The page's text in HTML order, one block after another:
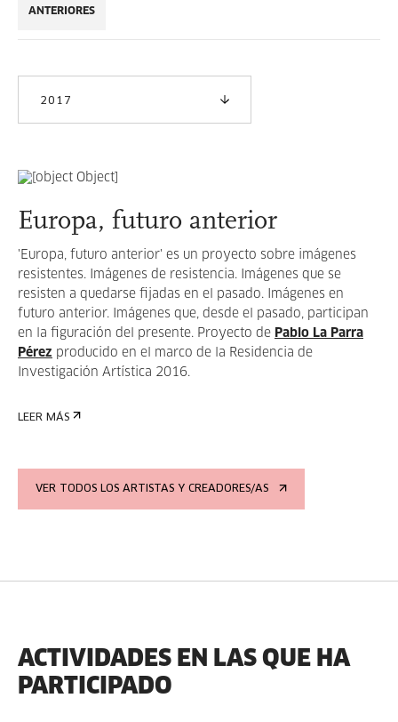
ANTERIORES
2017
Europa, futuro anterior
'Europa, futuro anterior' es un proyecto sobre imágenes
resistentes. Imágenes de resistencia. Imágenes que se
resisten a quedarse fijadas en el pasado. Imágenes en
futuro anterior. Imágenes que, desde el pasado, participan
en la figuración del presente. Proyecto de Pablo La Parra
Pérez producido en el marco de la Residencia de
Investigación Artística 2016.
LEER MÁS
VER TODOS LOS ARTISTAS Y CREADORES/AS
ACTIVIDADES EN LAS QUE HA
PARTICIPADO